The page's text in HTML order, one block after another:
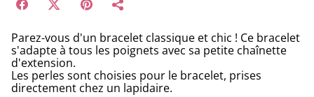
Parez-vous d'un bracelet classique et chic ! Ce bracelet
s'adapte à tous les poignets avec sa petite chaînette
d'extension.
Les perles sont choisies pour le bracelet, prises
directement chez un lapidaire.